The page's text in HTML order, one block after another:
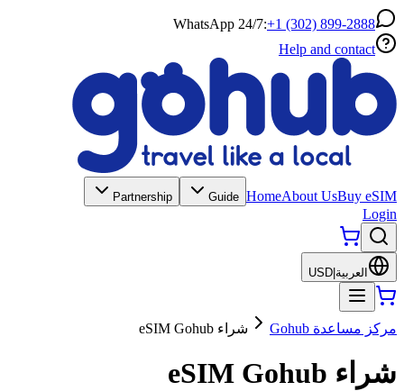
WhatsApp 24/7:+1 (302) 899-2888
Help and contact
HomeAbout UsBuy eSIM
Guide
Partnership
Login
العربية USD
مركز مساعدة Gohub شراء eSIM Gohub
شراء eSIM Gohub